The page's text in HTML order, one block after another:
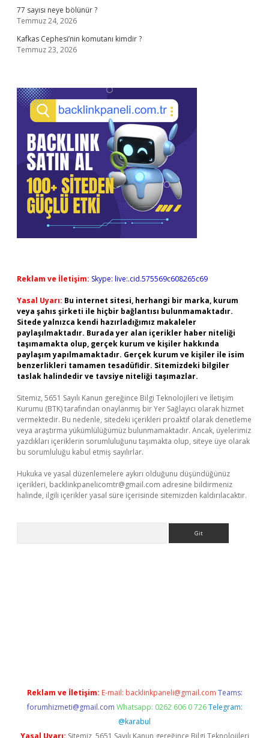
77 sayısı neye bölünür ?
Temmuz 24, 2026
Kafkas Cephesi’nin komutanı kimdir ?
Temmuz 23, 2026
Reklam ve İletişim: Skype: live:.cid.575569c608265c69
Yasal Uyarı: Bu internet sitesi, herhangi bir marka, kurum
veya şahıs şirketi ile hiçbir bağlantısı bulunmamaktadır.
Sitede yalnızca kendi hazırladığımız makaleler
paylaşılmaktadır. Burada yer alan içerikler haber niteliği
taşımamakta olup, gerçek kurum ve kişiler hakkında
paylaşım yapılmamaktadır. Gerçek kurum ve kişiler ile isim
benzerlikleri tamamen tesadüfidir. Sitemizdeki bilgiler
taslak halindedir ve tavsiye niteliği taşımazlar.
Sitemiz, 5651 Sayılı Kanun gereğince Bilgi Teknolojileri ve İletişim
Kurumu (BTK) tarafından onaylanmış bir Yer Sağlayıcı olarak hizmet
vermektedir. Bu nedenle, sitedeki içerikleri proaktif olarak denetleme
veya araştırma yükümlülüğümüz bulunmamaktadır. Ancak, üyelerimiz
yazdıkları içeriklerin sorumluluğunu taşımakta olup, siteye üye olarak
bu sorumluluğu kabul etmiş sayılırlar.
Hukuka ve yasal düzenlemelere aykırı olduğunu düşündüğünüz
içerikleri, backlinkpanelicomtr@gmail.com adresine bildirmeniz
halinde, ilgili içerikler yasal süre içerisinde sitemizden kaldırılacaktır.
Reklam ve İletişim: E-mail: backlinkpaneli@gmail.com Teams:
forumhizmeti@gmail.com Whatsapp: 0262 606 0 726 Telegram:
@karabul
Yasal Uyarı: Sitemiz, 5651 Sayılı Kanun gereğince Bilgi Teknolojileri